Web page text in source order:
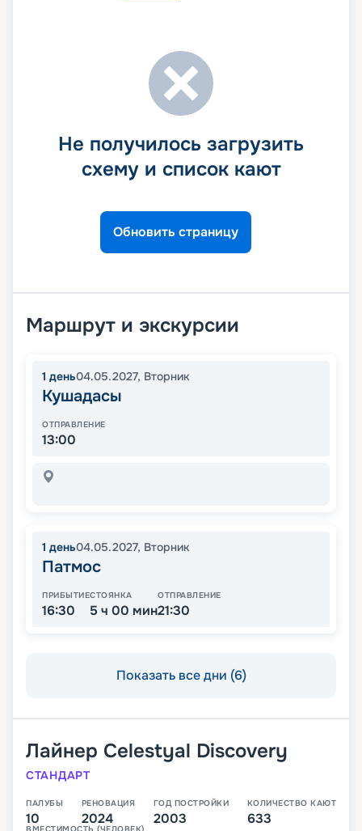
Не получилось загрузить
схему и список кают
Обновить страницу
Маршрут и экскурсии
1 день04.05.2027, Вторник
Кушадасы
ОТПРАВЛЕНИЕ
13:00
1 день04.05.2027, Вторник
Патмос
ПРИБЫТИЕ
16:30
СТОЯНКА
5 ч 00 мин
ОТПРАВЛЕНИЕ
21:30
Показать все дни (6)
Лайнер Celestyal Discovery
СТАНДАРТ
ПАЛУБЫ
10
РЕНОВАЦИЯ
2024
ГОД ПОСТРОЙКИ
2003
КОЛИЧЕСТВО КАЮТ
633
ВМЕСТИМОСТЬ (ЧЕЛОВЕК)